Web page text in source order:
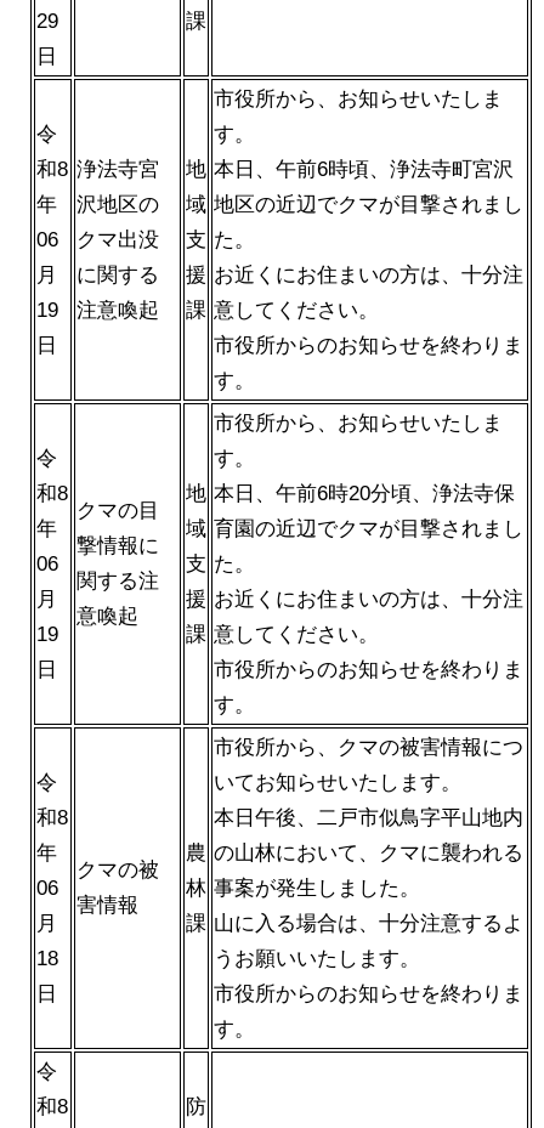
29
日
課
令
和8
年
06
月
19
日
浄法寺宮
沢地区の
クマ出没
に関する
注意喚起
地
域
支
援
課
市役所から、お知らせいたしま
す。
本日、午前6時頃、浄法寺町宮沢
地区の近辺でクマが目撃されまし
た。
お近くにお住まいの方は、十分注
意してください。
市役所からのお知らせを終わりま
す。
令
和8
年
06
月
19
日
クマの目
撃情報に
関する注
意喚起
地
域
支
援
課
市役所から、お知らせいたしま
す。
本日、午前6時20分頃、浄法寺保
育園の近辺でクマが目撃されまし
た。
お近くにお住まいの方は、十分注
意してください。
市役所からのお知らせを終わりま
す。
令
和8
年
06
月
18
日
クマの被
害情報
農
林
課
市役所から、クマの被害情報につ
いてお知らせいたします。
本日午後、二戸市似鳥字平山地内
の山林において、クマに襲われる
事案が発生しました。
山に入る場合は、十分注意するよ
うお願いいたします。
市役所からのお知らせを終わりま
す。
令
和8
防